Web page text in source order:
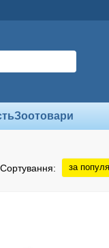
Зоотовари
Сортування: за